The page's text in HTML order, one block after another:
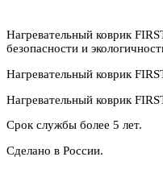
Нагревательный коврик
безопасности и
Нагревательный коврик
Нагревательный коврик
Срок службы более 5 лет.
Сделано в России.